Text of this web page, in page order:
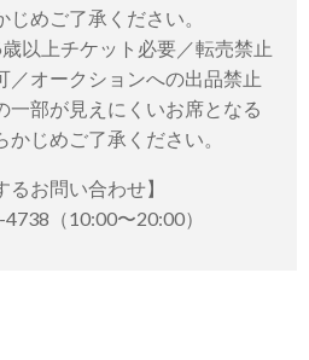
めご了承ください。
以上チケット必要／転売禁⽌
／オークションへの出品禁⽌
部が⾒えにくいお席となる
じめご了承ください。
るお問い合わせ】
4738（10:00〜20:00）